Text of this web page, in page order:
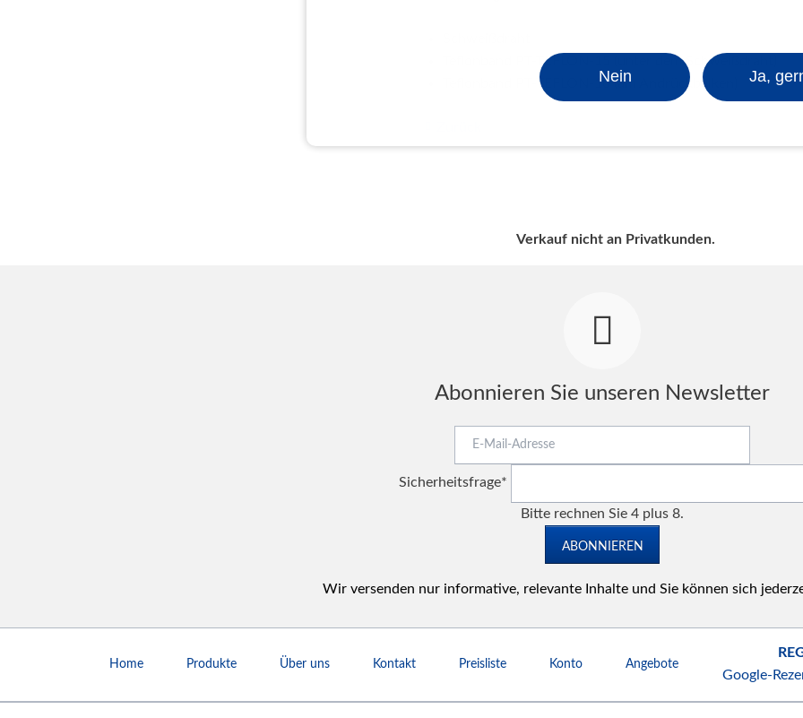
Teflonband PT-TEFLON-15 (unter dem Schweißdraht)
Teflonband PT-TEFLON-10 (am Andrückbalken)
Verkauf nicht an Privatkunden.
Abonnieren Sie unseren Newsletter
Adresse
Pflichtfeld
Sicherheitsfrage*
Bitte rechnen Sie 4 plus 8.
ABONNIEREN
Wir versenden nur informative, relevante Inhalte und Sie können sich
überspringen
Home Produkte Über uns Kontakt Preisliste Konto Angebote
Google-
Nein Ja,